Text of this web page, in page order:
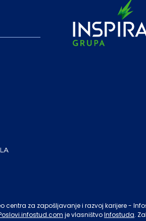
centra za zapošljavanje i razvoj karijere -
je vlasništvoInfostuda.